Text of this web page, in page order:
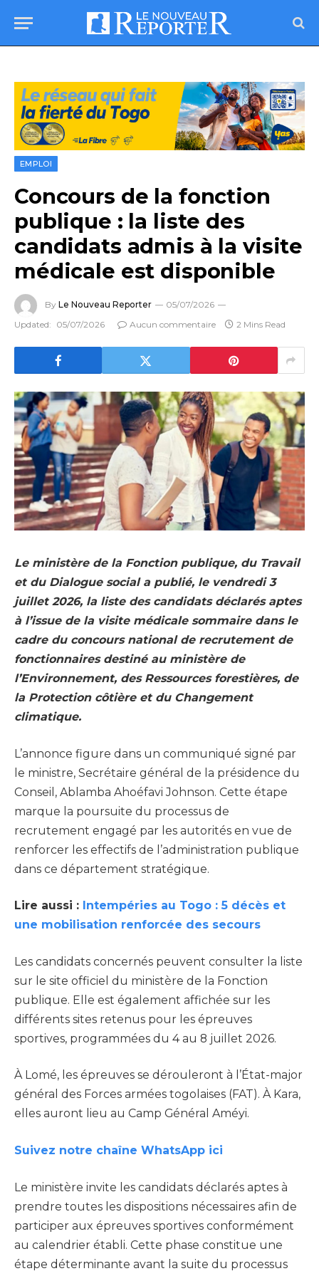
EMPLOI
Concours de la fonction
publique : la liste des
candidats admis à la visite
médicale est disponible
By Le Nouveau Reporter
05/07/2026
Updated: 05/07/2026 Aucun commentaire 2 Mins Read
Le ministère de la Fonction publique, du Travail
et du Dialogue social a publié, le vendredi 3
juillet 2026, la liste des candidats déclarés aptes
à l’issue de la visite médicale sommaire dans le
cadre du concours national de recrutement de
fonctionnaires destiné au ministère de
l’Environnement, des Ressources forestières, de
la Protection côtière et du Changement
climatique.
L’annonce figure dans un communiqué signé par
le ministre, Secrétaire général de la présidence du
Conseil, Ablamba Ahoéfavi Johnson. Cette étape
marque la poursuite du processus de
recrutement engagé par les autorités en vue de
renforcer les effectifs de l’administration publique
dans ce département stratégique.
Lire aussi : Intempéries au Togo : 5 décès et
une mobilisation renforcée des secours
Les candidats concernés peuvent consulter la liste
sur le site officiel du ministère de la Fonction
publique. Elle est également affichée sur les
différents sites retenus pour les épreuves
sportives, programmées du 4 au 8 juillet 2026.
À Lomé, les épreuves se dérouleront à l’État-major
général des Forces armées togolaises (FAT). À Kara,
elles auront lieu au Camp Général Améyi.
Suivez notre chaîne WhatsApp ici
Le ministère invite les candidats déclarés aptes à
prendre toutes les dispositions nécessaires afin de
participer aux épreuves sportives conformément
au calendrier établi. Cette phase constitue une
étape déterminante avant la suite du processus